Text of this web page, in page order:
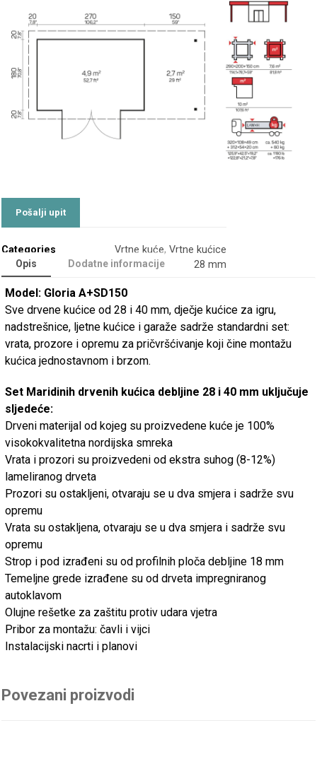
Categories Vrtne kuće,Vrtne kućice
28 mm
Opis Dodatne informacije
Model: Gloria A+SD150
Sve drvene kućice od 28 i 40 mm, dječje kućice za igru,
nadstrešnice, ljetne kućice i garaže sadrže standardni set:
vrata, prozore i opremu za pričvršćivanje koji čine montažu
kućica jednostavnom i brzom.
Set Maridinih drvenih kućica debljine 28 i 40 mm uključuje
sljedeće:
Drveni materijal od kojeg su proizvedene kuće je 100%
visokokvalitetna nordijska smreka
Vrata i prozori su proizvedeni od ekstra suhog (8-12%)
lameliranog drveta
Prozori su ostakljeni, otvaraju se u dva smjera i sadrže svu
opremu
Vrata su ostakljena, otvaraju se u dva smjera i sadrže svu
opremu
Strop i pod izrađeni su od profilnih ploča debljine 18 mm
Temeljne grede izrađene su od drveta impregniranog
autoklavom
Olujne rešetke za zaštitu protiv udara vjetra
Pribor za montažu: čavli i vijci
Instalacijski nacrti i planovi
Povezani proizvodi